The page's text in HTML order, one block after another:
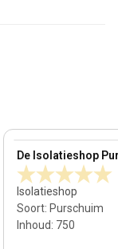
De Isolatieshop
Isolatieshop
Soort: Purschuim
Inhoud: 750
View product